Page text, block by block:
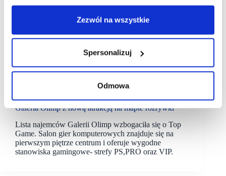
Zezwól na wszystkie
Spersonalizuj
Odmowa
Galeria Olimp
Galeria Olimp z nową atrakcją na mapie rozrywki
Lista najemców Galerii Olimp wzbogaciła się o Top
Game. Salon gier komputerowych znajduje się na
pierwszym piętrze centrum i oferuje wygodne
stanowiska gamingowe- strefy PS,PRO oraz VIP.